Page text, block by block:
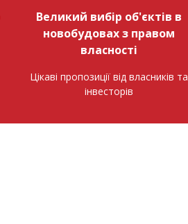
Великий вибір об'єктів в
новобудовах з правом
власності
Цікаві пропозиції від власників та
інвесторів